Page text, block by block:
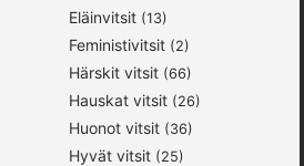
Eläinvitsit (13)
Feministivitsit (2)
Härskit vitsit (66)
Hauskat vitsit (26)
Huonot vitsit (36)
Hyvät vitsit (25)